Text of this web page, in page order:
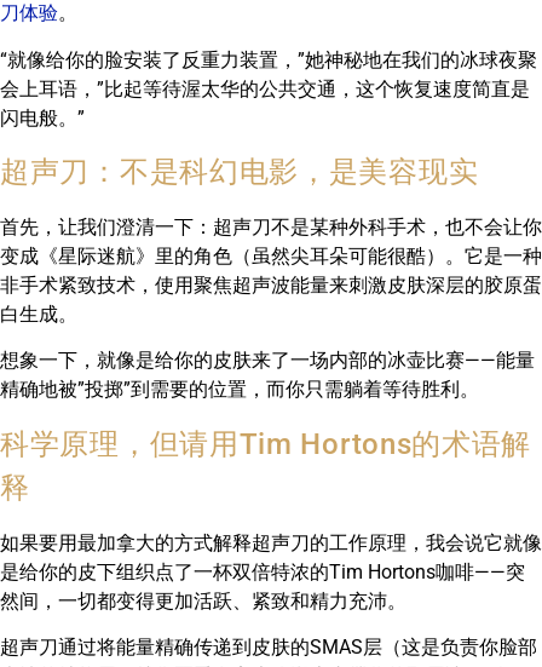
刀体验。
“就像给你的脸安装了反重力装置，”她神秘地在我们的冰球夜聚
会上耳语，”比起等待渥太华的公共交通，这个恢复速度简直是
闪电般。”
超声刀：不是科幻电影，是美容现实
首先，让我们澄清一下：超声刀不是某种外科手术，也不会让你
变成《星际迷航》里的角色（虽然尖耳朵可能很酷）。它是一种
非手术紧致技术，使用聚焦超声波能量来刺激皮肤深层的胶原蛋
白生成。
想象一下，就像是给你的皮肤来了一场内部的冰壶比赛——能量
精确地被”投掷”到需要的位置，而你只需躺着等待胜利。
科学原理，但请用Tim Hortons的术语解
释
如果要用最加拿大的方式解释超声刀的工作原理，我会说它就像
是给你的皮下组织点了一杯双倍特浓的Tim Hortons咖啡——突
然间，一切都变得更加活跃、紧致和精力充沛。
超声刀通过将能量精确传递到皮肤的SMAS层（这是负责你脸部